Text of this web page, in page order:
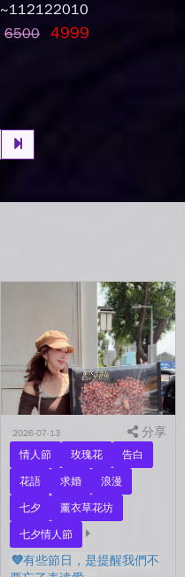
~112122010
6500 4999
2026-07-13 分享
情人節 玫瑰花
告白
花語
求婚
浪漫
七夕
薰衣草花坊
七夕情人節
💜有些節日，是提醒我們不